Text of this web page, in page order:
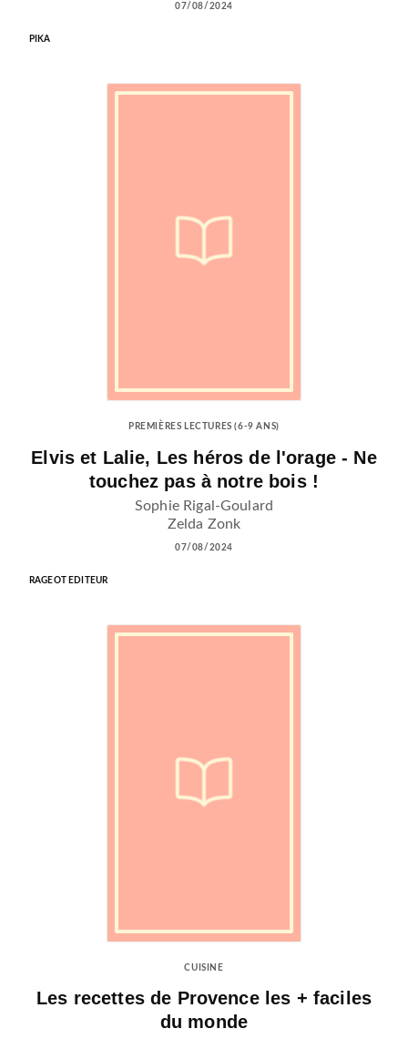
07/08/2024
PIKA
PREMIÈRES LECTURES (6-9 ANS)
Elvis et Lalie, Les héros de l'orage - Ne
touchez pas à notre bois !
Sophie Rigal-Goulard
Zelda Zonk
07/08/2024
RAGEOT EDITEUR
CUISINE
Les recettes de Provence les + faciles
du monde